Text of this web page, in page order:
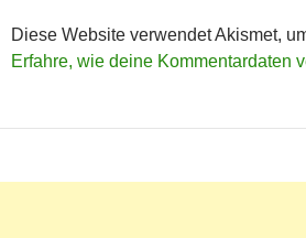
Diese Website verwendet Akismet,
Erfahre, wie deine Kommentardaten